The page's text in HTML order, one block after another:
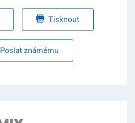
Tisknout
Poslat známému